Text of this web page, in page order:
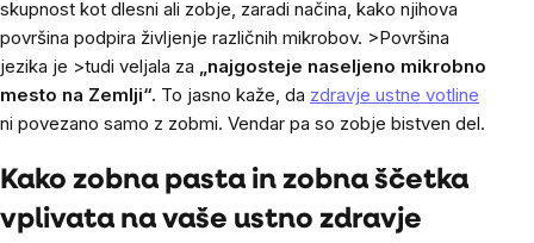
skupnost kot dlesni ali zobje, zaradi načina, kako njihova
površina podpira življenje različnih mikrobov. >Površina
jezika je >tudi veljala za
„najgosteje naseljeno mikrobno
mesto na Zemlji“. To jasno kaže, da zdravje ustne votline
ni povezano samo z zobmi. Vendar pa so zobje bistven del.
Kako zobna pasta in zobna ščetka
vplivata na vaše ustno zdravje